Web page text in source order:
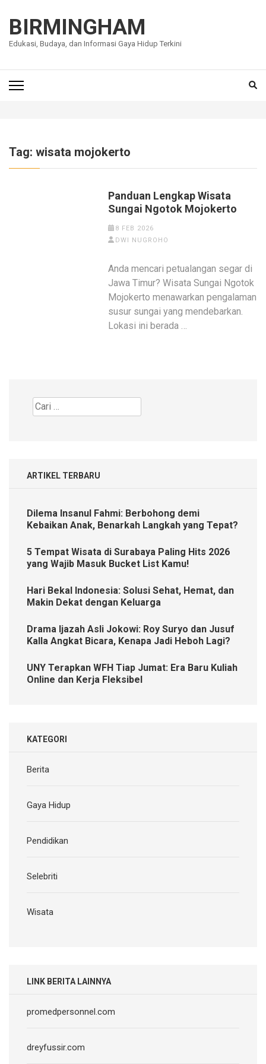
konten
(Tekan
BIRMINGHAM
Edukasi, Budaya, dan Informasi Gaya Hidup Terkini
Tag: wisata mojokerto
Panduan Lengkap Wisata
Sungai Ngotok Mojokerto
8 FEB 2026
DWI NUGROHO
Anda mencari petualangan segar di
Jawa Timur? Wisata Sungai Ngotok
Mojokerto menawarkan pengalaman
susur sungai yang mendebarkan.
Lokasi ini berada …
Cari
untuk:
ARTIKEL TERBARU
Dilema Insanul Fahmi: Berbohong demi
Kebaikan Anak, Benarkah Langkah yang Tepat?
5 Tempat Wisata di Surabaya Paling Hits 2026
yang Wajib Masuk Bucket List Kamu!
Hari Bekal Indonesia: Solusi Sehat, Hemat, dan
Makin Dekat dengan Keluarga
Drama Ijazah Asli Jokowi: Roy Suryo dan Jusuf
Kalla Angkat Bicara, Kenapa Jadi Heboh Lagi?
UNY Terapkan WFH Tiap Jumat: Era Baru Kuliah
Online dan Kerja Fleksibel
KATEGORI
Berita
Gaya Hidup
Pendidikan
Selebriti
Wisata
LINK BERITA LAINNYA
promedpersonnel.com
dreyfussir.com